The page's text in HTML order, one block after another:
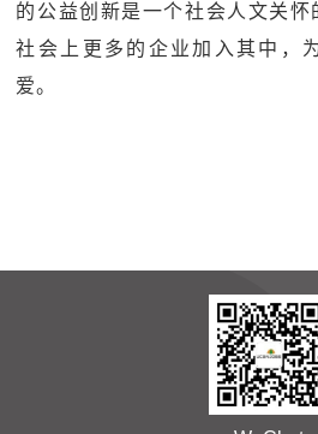
的公益创新是一个社会人文关
社会上更多的企业加入其中，
爱。